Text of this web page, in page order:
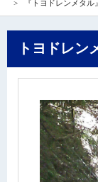
『トヨドレンメタ
トヨドレン